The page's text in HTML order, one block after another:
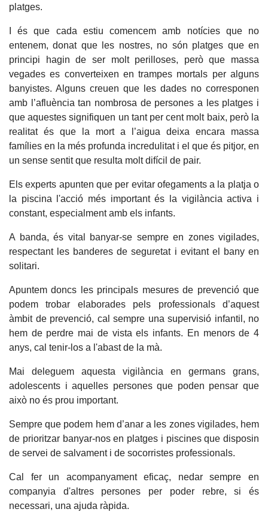
platges.
I és que cada estiu comencem amb notícies que no
entenem, donat que les nostres, no són platges que en
principi hagin de ser molt perilloses, però que massa
vegades es converteixen en trampes mortals per alguns
banyistes. Alguns creuen que les dades no corresponen
amb l’afluència tan nombrosa de persones a les platges i
que aquestes signifiquen un tant per cent molt baix, però la
realitat és que la mort a l’aigua deixa encara massa
famílies en la més profunda incredulitat i el que és pitjor, en
un sense sentit que resulta molt difícil de pair.
Els experts apunten que per evitar ofegaments a la platja o
la piscina l'acció més important és la vigilància activa i
constant, especialment amb els infants.
A banda, és vital banyar-se sempre en zones vigilades,
respectant les banderes de seguretat i evitant el bany en
solitari.
Apuntem doncs les principals mesures de prevenció que
podem trobar elaborades pels professionals d’aquest
àmbit de prevenció, cal sempre una supervisió infantil, no
hem de perdre mai de vista els infants. En menors de 4
anys, cal tenir-los a l'abast de la mà.
Mai deleguem aquesta vigilància en germans grans,
adolescents i aquelles persones que poden pensar que
això no és prou important.
Sempre que podem hem d’anar a les zones vigilades, hem
de prioritzar banyar-nos en platges i piscines que disposin
de servei de salvament i de socorristes professionals.
Cal fer un acompanyament eficaç, nedar sempre en
companyia d'altres persones per poder rebre, si és
necessari, una ajuda ràpida.